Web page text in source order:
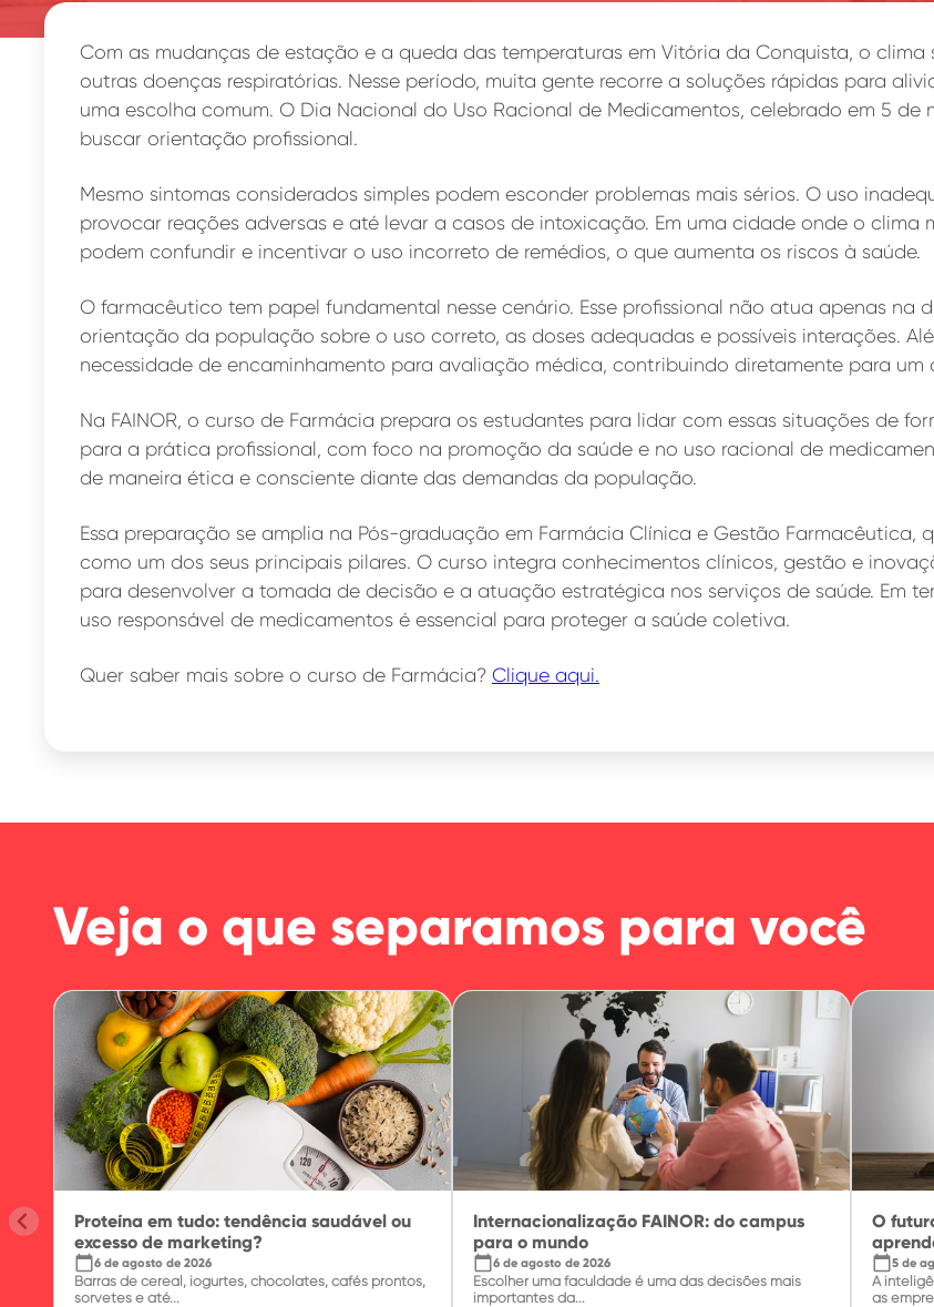
Com as mudanças de estação e a queda das temperaturas em Vitória da Conquista, o
outras doenças respiratórias. Nesse período, muita gente recorre a soluções rápidas para
uma escolha comum. O Dia Nacional do Uso Racional de Medicamentos, celebrado em 5
buscar orientação profissional.
Mesmo sintomas considerados simples podem esconder problemas mais sérios. O uso
provocar reações adversas e até levar a casos de intoxicação. Em uma cidade onde o
podem confundir e incentivar o uso incorreto de remédios, o que aumenta os riscos à saúde.
O farmacêutico tem papel fundamental nesse cenário. Esse profissional não atua apenas na
orientação da população sobre o uso correto, as doses adequadas e possíveis interações.
necessidade de encaminhamento para avaliação médica, contribuindo diretamente para um
Na FAINOR, o curso de Farmácia prepara os estudantes para lidar com essas situações de
para a prática profissional, com foco na promoção da saúde e no uso racional de
de maneira ética e consciente diante das demandas da população.
Essa preparação se amplia na Pós-graduação em Farmácia Clínica e Gestão
como um dos seus principais pilares. O curso integra conhecimentos clínicos, gestão e
para desenvolver a tomada de decisão e a atuação estratégica nos serviços de saúde. Em
uso responsável de medicamentos é essencial para proteger a saúde coletiva.
Quer saber mais sobre o curso de Farmácia? Clique aqui.
Veja o que separamos para você
Proteína em tudo: tendência saudável ou
excesso de marketing?
calendar_today6 de agosto de 2026
Barras de cereal, iogurtes, chocolates, cafés prontos,
sorvetes e até...
Internacionalização FAINOR: do campus
para o mundo
calendar_today6 de agosto de 2026
Escolher uma faculdade é uma das decisões mais
importantes da...
O
calendar_today5 de
A
as